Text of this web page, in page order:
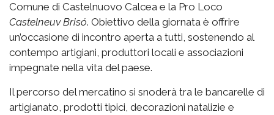
Comune di Castelnuovo Calcea e la Pro Loco
Castelneuv Brisó. Obiettivo della giornata è offrire
un’occasione di incontro aperta a tutti, sostenendo al
contempo artigiani, produttori locali e associazioni
impegnate nella vita del paese.
Il percorso del mercatino si snoderà tra le bancarelle di
artigianato, prodotti tipici, decorazioni natalizie e